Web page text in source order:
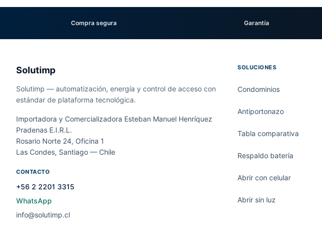
Compra segura Garantía
Solutimp
Solutimp — automatización, energía y control de acceso con
estándar de plataforma tecnológica.
Importadora y Comercializadora Esteban Manuel Henríquez
Pradenas E.I.R.L.
Rosario Norte 24, Oficina 1
Las Condes, Santiago — Chile
CONTACTO
+56 2 2201 3315
WhatsApp
info@solutimp.cl
SOLUCIONES
Condominios
Antiportonazo
Tabla comparativa
Respaldo batería
Abrir con celular
Abrir sin luz